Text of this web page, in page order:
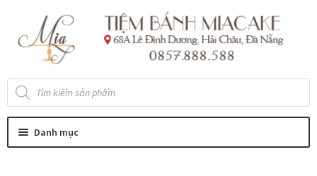
đến
Điều
đến
nội
Tìm
kiếm
sản
Danh mục